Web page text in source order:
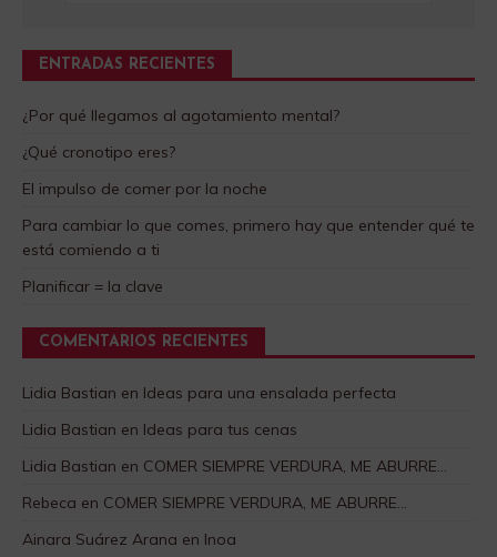
ENTRADAS RECIENTES
¿Por qué llegamos al agotamiento mental?
¿Qué cronotipo eres?
El impulso de comer por la noche
Para cambiar lo que comes, primero hay que entender qué te
está comiendo a ti
Planificar = la clave
COMENTARIOS RECIENTES
Lidia Bastian en Ideas para una ensalada perfecta
Lidia Bastian en Ideas para tus cenas
Lidia Bastian en COMER SIEMPRE VERDURA, ME ABURRE…
Rebeca en COMER SIEMPRE VERDURA, ME ABURRE…
Ainara Suárez Arana en Inoa